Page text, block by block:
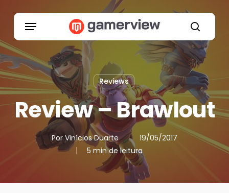
content
search
Menu
Reviews
Review – Brawlout
Por Vinícios Duarte
19/05/2017
5 min de leitura